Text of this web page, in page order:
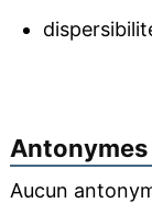
Antonymes
Aucun